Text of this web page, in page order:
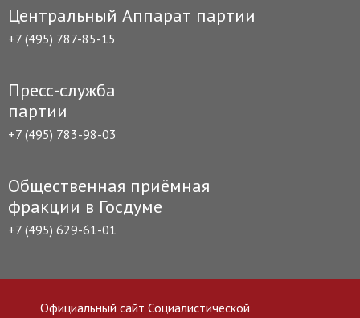
Центральный Аппарат партии
+7 (495) 787-85-15
Пресс-служба
партии
+7 (495) 783-98-03
Общественная приёмная
фракции в Госдуме
+7 (495) 629-61-01
Официальный сайт Социалистической